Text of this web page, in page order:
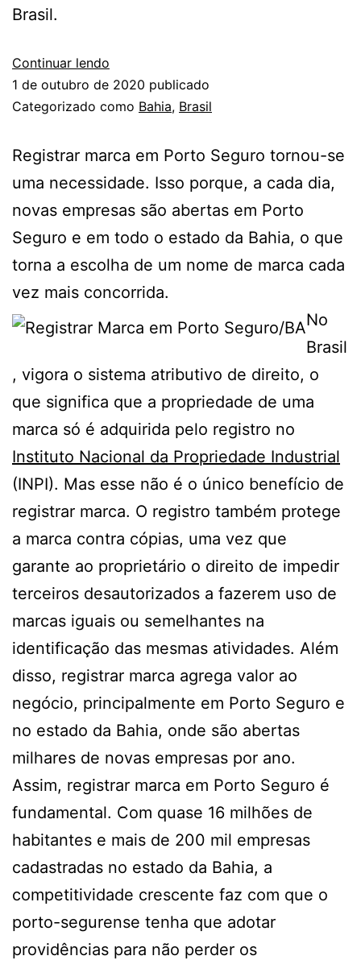
Brasil.
Continuar lendo
1 de outubro de 2020 publicado
Categorizado como Bahia, Brasil
Registrar marca em Porto Seguro tornou-se
uma necessidade. Isso porque, a cada dia,
novas empresas são abertas em Porto
Seguro e em todo o estado da Bahia, o que
torna a escolha de um nome de marca cada
vez mais concorrida.
No
Brasil
, vigora o sistema atributivo de direito, o
que significa que a propriedade de uma
marca só é adquirida pelo registro no
Instituto Nacional da Propriedade Industrial
(INPI). Mas esse não é o único benefício de
registrar marca. O registro também protege
a marca contra cópias, uma vez que
garante ao proprietário o direito de impedir
terceiros desautorizados a fazerem uso de
marcas iguais ou semelhantes na
identificação das mesmas atividades. Além
disso, registrar marca agrega valor ao
negócio, principalmente em Porto Seguro e
no estado da Bahia, onde são abertas
milhares de novas empresas por ano.
Assim, registrar marca em Porto Seguro é
fundamental. Com quase 16 milhões de
habitantes e mais de 200 mil empresas
cadastradas no estado da Bahia, a
competitividade crescente faz com que o
porto-segurense tenha que adotar
providências para não perder os